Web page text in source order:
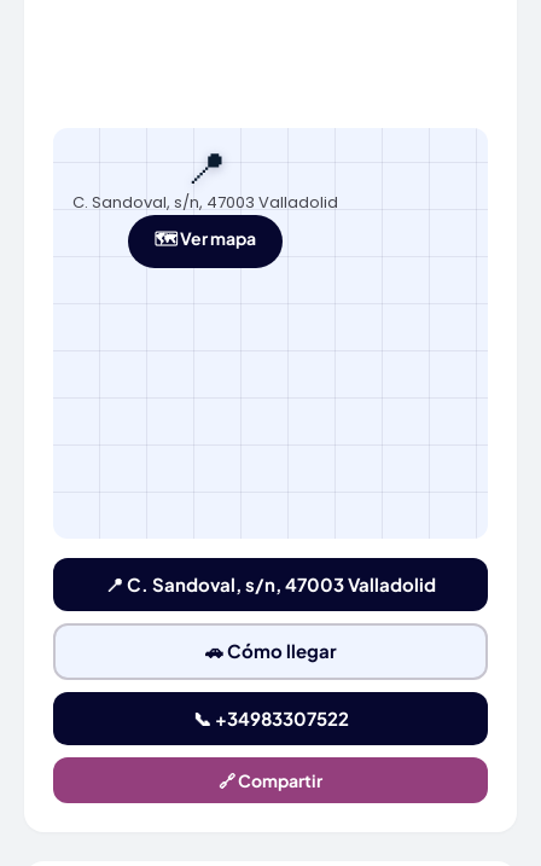
📍
C. Sandoval, s/n, 47003 Valladolid
🗺️ Ver mapa
📍 C. Sandoval, s/n, 47003 Valladolid
🚗 Cómo llegar
📞 +34983307522
🔗 Compartir